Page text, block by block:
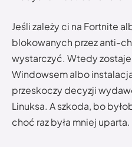
Jeśli zależy ci na Fortnite
blokowanych przez anti-
wystarczyć. Wtedy
Windowsem albo
przeskoczy decyzji
Linuksa. A szkoda, bo
choć raz była mniej uparta.